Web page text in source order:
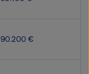
90.200 €